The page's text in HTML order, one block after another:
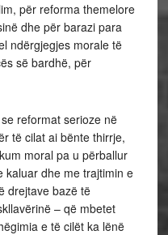
për reforma themelore
dhe për barazi para
ndërgjegjes morale të
së bardhë, për
reformat serioze në
të cilat ai bënte thirrje,
moral pa u përballur
kaluar dhe me trajtimin e
drejtave bazë të
– që mbetet
e të cilët ka lënë